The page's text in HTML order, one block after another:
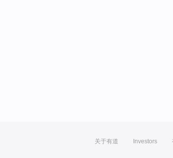
关于有道 Investors